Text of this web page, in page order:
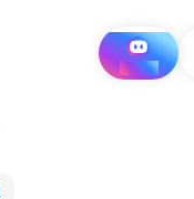
i と探す